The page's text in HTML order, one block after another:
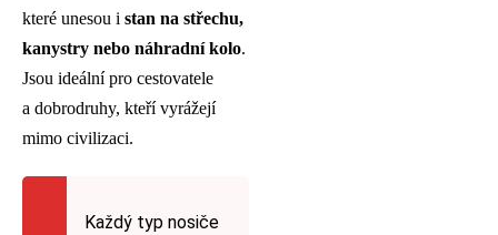
které unesou i stan na střechu,
kanystry nebo náhradní kolo.
Jsou ideální pro cestovatele
a dobrodruhy, kteří vyrážejí
mimo civilizaci.
Každý typ nosiče